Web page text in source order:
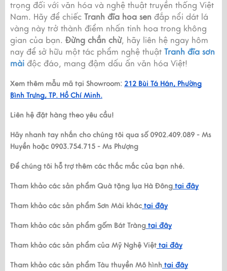
trọng đối với văn hóa và nghệ thuật truyền thống Việt
Nam. Hãy để chiếc Tranh đĩa hoa sen đắp nổi dát lá
vàng này trở thành điểm nhấn tinh hoa trong không
gian của bạn. Đừng chần chừ, hãy liên hệ ngay hôm
nay để sở hữu một tác phẩm nghệ thuật Tranh đĩa sơn
mài độc đáo, mang đậm dấu ấn văn hóa Việt!
Xem thêm mẫu mã tại Showroom: 212 Bùi Tá Hán, Phường
Bình Trưng, TP. Hồ Chí Minh.
Liên hệ đặt hàng theo yêu cầu!
Hãy nhanh tay nhắn cho chúng tôi qua số 0902.409.089 - Ms
Huyền hoặc 0903.754.715 - Ms Phượng
Để chúng tôi hỗ trợ thêm các thắc mắc của bạn nhé.
Tham khảo các sản phẩm Quà tặng lụa Hà Đông tại đây
Tham khảo các sản phẩm Sơn Mài khác tại đây
Tham khảo các sản phẩm gốm Bát Tràng tại đây
Tham khảo các sản phẩm của Mỹ Nghệ Việt tại đây
Tham khảo các sản phẩm Tàu thuyền Mô hình tại đây